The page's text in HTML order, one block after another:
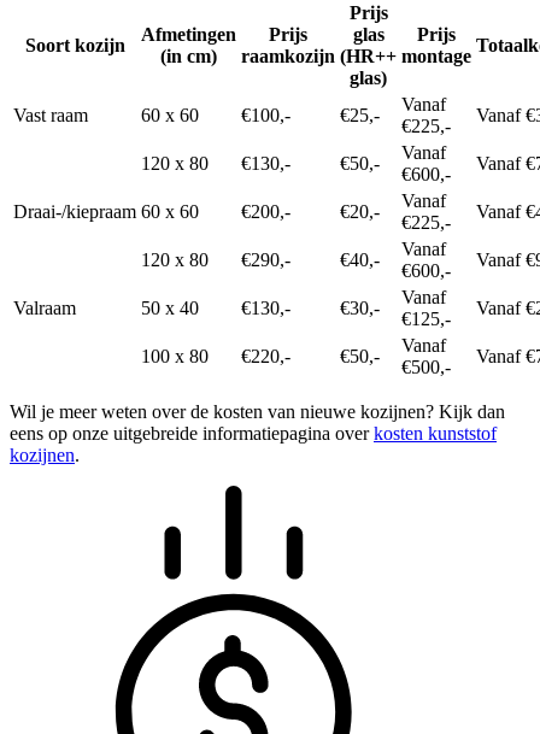
Soort kozijn
Afmetingen
(in cm)
Prijs
raamkozijn
Prijs
glas
(HR++
glas)
Prijs
montage
Vast raam 60 x 60 €100,- €25,-
Vanaf
€225,-
Vanaf
120 x 80 €130,- €50,-
Vanaf
€600,-
Vanaf
Draai-/kiepraam 60 x 60 €200,- €20,-
Vanaf
€225,-
Vanaf
120 x 80 €290,- €40,-
Vanaf
€600,-
Vanaf
Valraam 50 x 40 €130,- €30,-
Vanaf
€125,-
Vanaf
100 x 80 €220,- €50,-
Vanaf
€500,-
Vanaf
Wil je meer weten over de kosten van nieuwe kozijnen? Kijk dan
eens op onze uitgebreide informatiepagina overkosten kunststof
kozijnen.